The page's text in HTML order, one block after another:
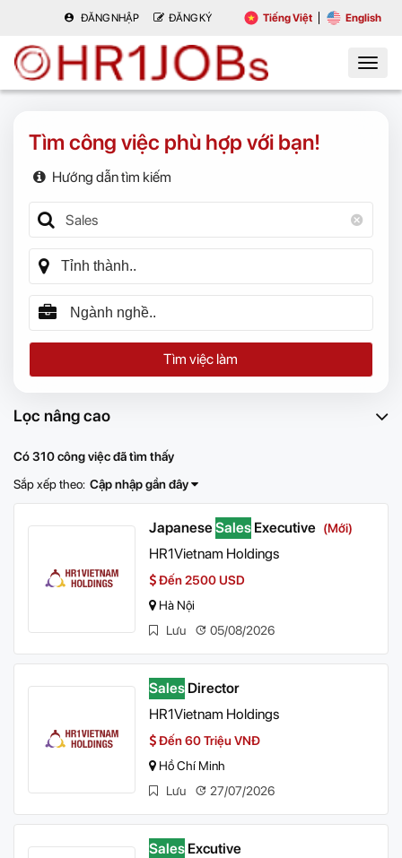
ĐĂNG NHẬP ĐĂNG KÝ Tiếng Việt English
Tìm công việc phù hợp với bạn!
Hướng dẫn tìm kiếm
Tìm việc làm
Lọc nâng cao
Có 310 công việc đã tìm thấy
Sắp xếp theo: Cập nhập gần đây
JapaneseSales Executive (Mới)
HR1Vietnam Holdings
Đến 2500 USD
Hà Nội
Lưu
05/08/2026
Sales Director
HR1Vietnam Holdings
Đến 60 Triệu VNĐ
Hồ Chí Minh
Lưu
27/07/2026
Sales Excutive